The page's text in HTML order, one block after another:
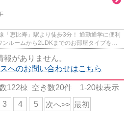
「恵比寿」駅より徒歩3分！ 通勤通学に便利
ルームから2LDKまでのお部屋タイプをご
報がありません。
へのお問い合わせはこちら
122棟 空き数20件 1-20棟表示
3 4 5 次へ>> 最初